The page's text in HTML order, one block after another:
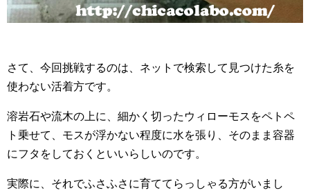
さて、今回挑戦するのは、ネットで検索して見つけた糸を
使わない活着方です。
溶岩石や流木の上に、細かく切ったウィローモスをペトペ
ト乗せて、モスが浮かない程度に水を張り、そのまま容器
にフタをしておくといいらしいのです。
実際に、それでふさふさに育ててらっしゃる方がいまし